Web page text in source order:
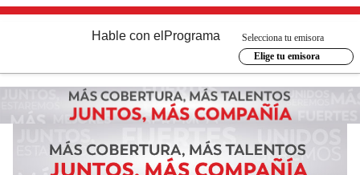
Hable con el Programa
Selecciona tu emisora
Elige tu emisora